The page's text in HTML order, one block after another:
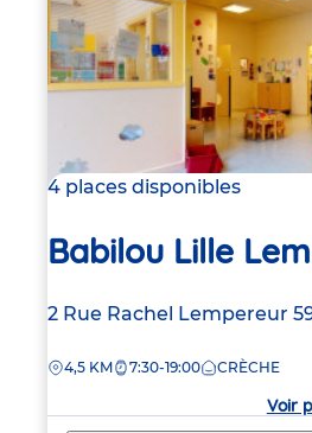
4 places disponibles
Babilou Lille
Adresse
la
2 Rue Rachel Lempereur
DISTANCE
4,5 KM 7:30-19:00 CRÈCHE
Voir